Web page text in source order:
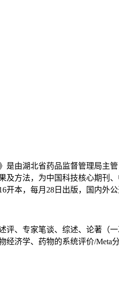
是由湖北省药品监督管理局主
及方法，为中国科技核心期刊
开本，每月28日出版，国内外
评、专家笔谈、综述、论著（
经济学、药物的系统评价/Meta